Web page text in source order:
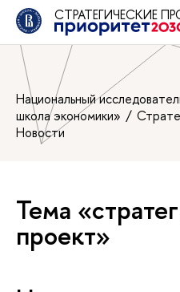
СТРАТЕГИЧЕСКИЕ
Национальный
школа экономики»
Новости
Тема
проект»